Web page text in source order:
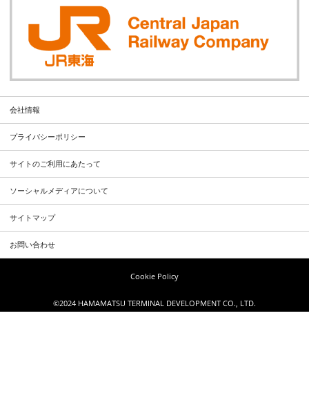
会社情報
プライバシーポリシー
サイトのご利用にあたって
ソーシャルメディアについて
サイトマップ
お問い合わせ
Cookie Policy
©2024 HAMAMATSU TERMINAL DEVELOPMENT CO., LTD.